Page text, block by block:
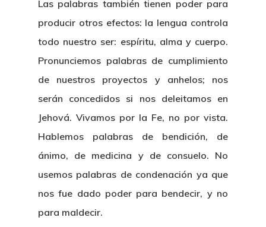
Las palabras también tienen poder para
producir otros efectos: la lengua controla
todo nuestro ser: espíritu, alma y cuerpo.
Pronunciemos palabras de cumplimiento
de nuestros proyectos y anhelos; nos
serán concedidos si nos deleitamos en
Jehová. Vivamos por la Fe, no por vista.
Hablemos palabras de bendición, de
ánimo, de medicina y de consuelo. No
usemos palabras de condenación ya que
nos fue dado poder para bendecir, y no
para maldecir.
Inicio
Biografía
Blog
Multimedia
Contacto